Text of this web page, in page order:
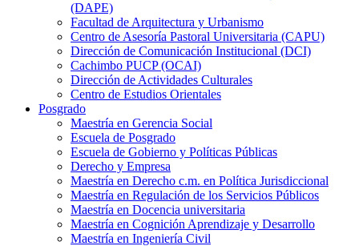
(DAPE)
Facultad de Arquitectura y Urbanismo
Centro de Asesoría Pastoral Universitaria (CAPU)
Dirección de Comunicación Institucional (DCI)
Cachimbo PUCP (OCAI)
Dirección de Actividades Culturales
Centro de Estudios Orientales
Posgrado
Maestría en Gerencia Social
Escuela de Posgrado
Escuela de Gobierno y Políticas Públicas
Derecho y Empresa
Maestría en Derecho c.m. en Política Jurisdiccional
Maestría en Regulación de los Servicios Públicos
Maestría en Docencia universitaria
Maestría en Cognición Aprendizaje y Desarrollo
Maestría en Ingeniería Civil